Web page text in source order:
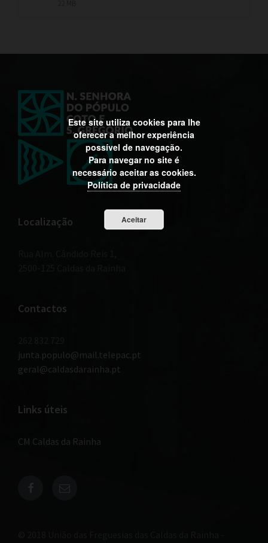
Localização
Contactos
junta.populo@mail.telepac.pt
geral@caldasdarainha.pt
Links úteis
CM Caldas da Rainha
Este site utiliza cookies para lhe
oferecer a melhor experiência
possível de navegação.
Para navegar no site é
necessário aceitar as cookies.
Política de privacidade
Aceitar